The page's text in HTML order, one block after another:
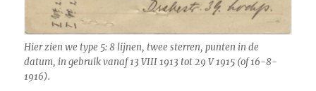
Hier zien we type 5: 8 lijnen, twee sterren, punten in de
datum, in gebruik vanaf 13 VIII 1913 tot 29 V 1915 (of 16-8-
1916).